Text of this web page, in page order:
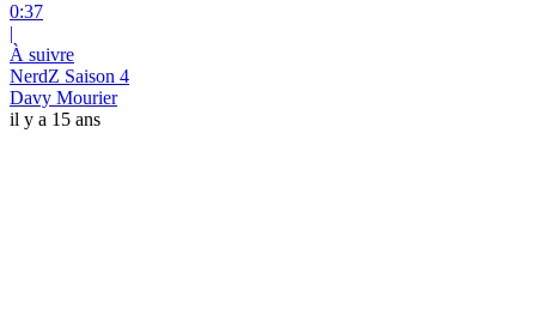
0:37
|
À suivre
NerdZ Saison 4
Davy Mourier
il y a 15 ans